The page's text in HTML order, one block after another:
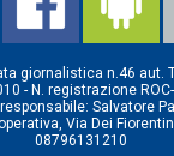
giornalistica n.46 aut.
- N. registrazione
Salvatore
Via Dei
08796131210